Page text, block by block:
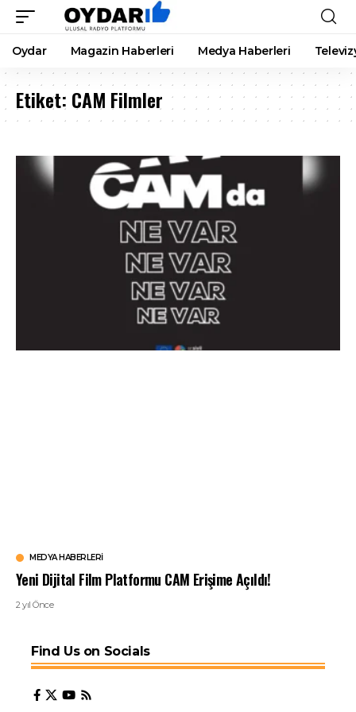
Oydar Magazin Haberleri Medya Haberleri
Etiket: CAM Filmler
MEDYA HABERLERI
Yeni Dijital Film Platformu CAM Erişime Açıldı!
2 yıl Önce
Find Us on Socials